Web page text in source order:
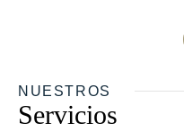
NUESTROS
Servicios